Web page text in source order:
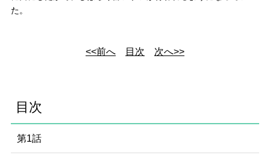
た。
<<前へ 目次 次へ>>
目次
第1話